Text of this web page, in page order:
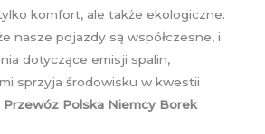
komfort, ale także ekologiczne.
nasze pojazdy są współczesne, i
dotyczące emisji spalin,
sprzyja środowisku w kwestii
Przewóz Polska Niemcy Borek